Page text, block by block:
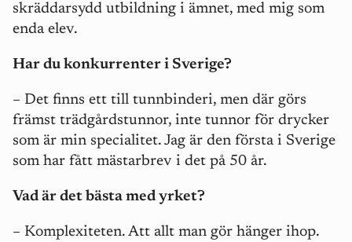
skräddarsydd utbildning i ämnet, med mig som
enda elev.
Har du konkurrenter i Sverige?
– Det finns ett till tunnbinderi, men där görs
främst trädgårdstunnor, inte tunnor för drycker
som är min specialitet. Jag är den första i Sverige
som har fått mästarbrev i det på 50 år.
Vad är det bästa med yrket?
– Komplexiteten. Att allt man gör hänger ihop.